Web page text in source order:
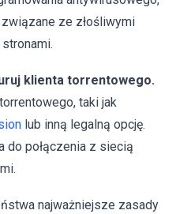
ze złośliwymi
klienta torrentowego.
taki jak
lub inną legalną opcję.
do połączenia z siecią
najważniejsze zasady